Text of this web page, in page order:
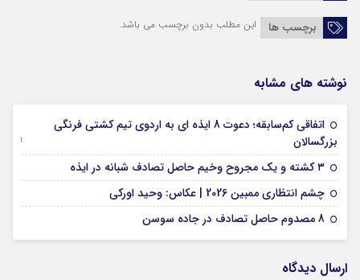
برچسب ها این مطلب بدون برچسب می باشد.
نوشته های مشابه
اتفاقی کم‌سابقه؛ دعوت 8 ایذه ای به اردوی تیم کشتی فرنگی
بزرگسالان
09 جولای 2026
۳ کشته و یک مجروح وخیم حاصل تصادف شبانه در ایذه
چشم انتظاری ممبین 2026 | عکاس: وحید اورکی
8 مصدوم حاصل تصادف در جاده سوسن
ارسال دیدگاه